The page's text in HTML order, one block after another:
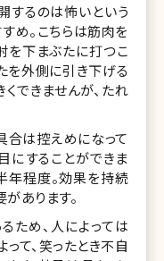
子医師【美人女医イン
回】
するのは怖いという
め。こちらは筋肉を
を下まぶたに打つこ
を外側に引き下げる
できませんが、たれ
合は控えめになって
にすることができま
年程度。効果を持続
あります。
ため、人によっては
て、笑ったとき不自